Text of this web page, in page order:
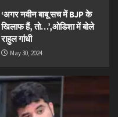
‘अगर नवीन बाबू सच में BJP के
खिलाफ हैं, तो…’,ओडिशा में बोले
राहुल गांधी
May 30, 2024